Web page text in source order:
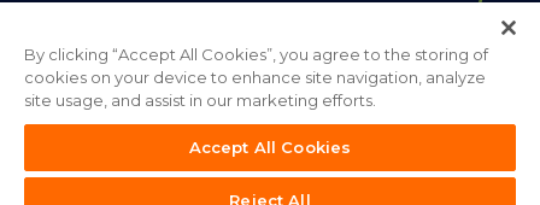
Jobs
Contact
EnoRm
Fightclub
Online Dialogue
The House of Marketing
Webworks
By clicking “Accept All Cookies”, you agree to the storing of
cookies on your device to enhance site navigation, analyze
site usage, and assist in our marketing efforts.
Accept All Cookies
Reject All